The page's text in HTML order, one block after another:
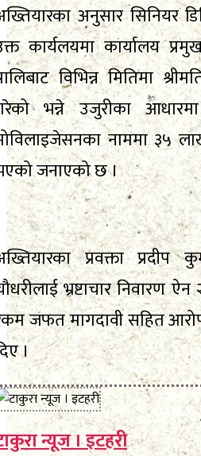
अनुसार सिनियर
कार्यलयमा कार्यालय
विभिन्न मितिमा
भन्ने उजुरीका
नाममा ३५
जनाएको छ ।
प्रवक्ता प्रदीप
भ्रष्टाचार निवारण
जफत मागदावी सहित
।
न्यूज । इटहरी